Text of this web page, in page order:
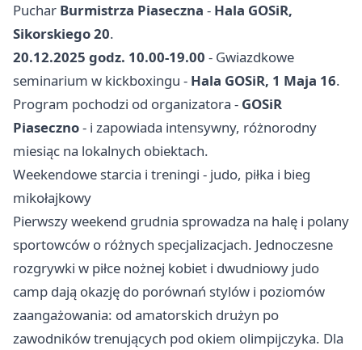
Puchar Burmistrza Piaseczna - Hala GOSiR,
Sikorskiego 20.
20.12.2025 godz. 10.00-19.00 - Gwiazdkowe
seminarium w kickboxingu - Hala GOSiR, 1 Maja 16.
Program pochodzi od organizatora - GOSiR
Piaseczno- i zapowiada intensywny, różnorodny
miesiąc na lokalnych obiektach.
Weekendowe starcia i treningi - judo, piłka i bieg
mikołajkowy
Pierwszy weekend grudnia sprowadza na halę i polany
sportowców o różnych specjalizacjach. Jednoczesne
rozgrywki w piłce nożnej kobiet i dwudniowy judo
camp dają okazję do porównań stylów i poziomów
zaangażowania: od amatorskich drużyn po
zawodników trenujących pod okiem olimpijczyka. Dla